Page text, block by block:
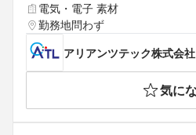
電気・電子 素材
勤務地問わず
アリアンツテック株式会社
気に